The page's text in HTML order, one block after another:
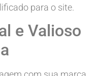
para o site.
e Valioso